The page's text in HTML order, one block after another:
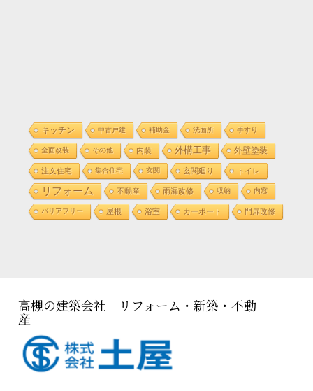
キッチン 中古戸建 補助金 洗面所 手すり
全面改装 その他 内装 外構工事 外壁塗装
注文住宅 集合住宅 玄関 玄関廻り トイレ
リフォーム 不動産 雨漏改修 収納 内窓
バリアフリー 屋根 浴室 カーポート 門扉改修
高槻の建築会社 リフォーム・新築・不動
産